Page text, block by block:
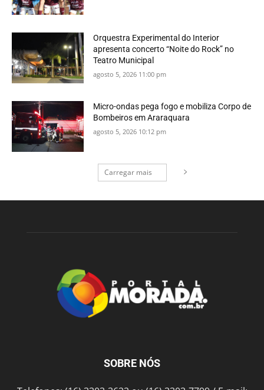
Orquestra Experimental do Interior
apresenta concerto “Noite do Rock” no
Teatro Municipal
agosto 5, 2026 11:00 pm
Micro-ondas pega fogo e mobiliza Corpo de
Bombeiros em Araraquara
agosto 5, 2026 10:12 pm
Carregar mais
SOBRE NÓS